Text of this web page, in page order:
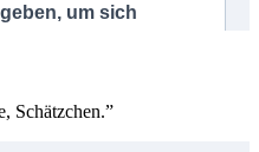
Schätzchen.”